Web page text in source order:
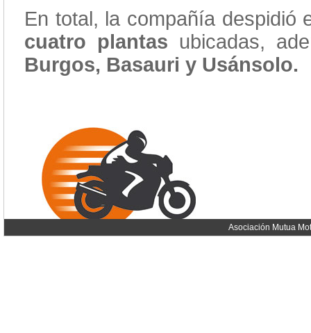
En total, la compañía despidió
cuatro plantas ubicadas,
Burgos, Basauri y Usánsolo.
Asociación Mutua